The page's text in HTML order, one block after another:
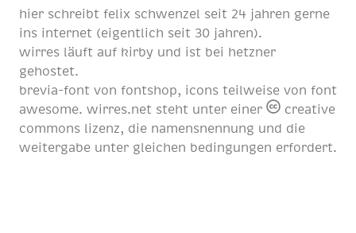
hier schreibt felix schwenzel seit 24 jahren gerne
ins internet (eigentlich seit 30 jahren).
wirres läuft auf kirby und ist bei hetzner
gehostet.
brevia-font von fontshop, icons teilweise von font
awesome. wirres.net steht unter einer
creative
commons lizenz, die namensnennung und die
weitergabe unter gleichen bedingungen erfordert.